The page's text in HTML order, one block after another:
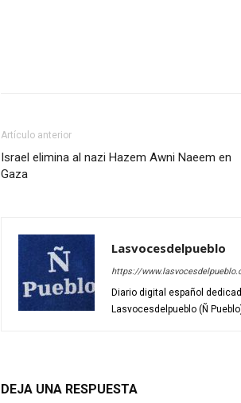
Artículo anterior
Israel elimina al nazi Hazem Awni Naeem en
Gaza
Lasvocesdelpueblo
https://
Diario digital español
Lasvocesdelpueblo (Ñ
DEJA UNA RESPUESTA